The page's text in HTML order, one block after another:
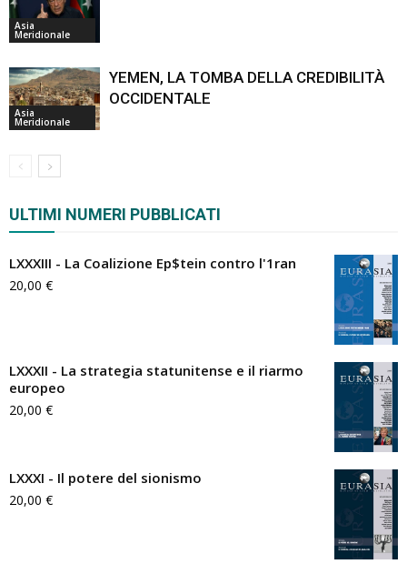
Asia
Meridionale
Asia
Meridionale
YEMEN, LA TOMBA DELLA CREDIBILITÀ
OCCIDENTALE
ULTIMI NUMERI PUBBLICATI
LXXXIII - La Coalizione Ep$tein contro l'1ran
20,00 €
LXXXII - La strategia statunitense e il riarmo
europeo
20,00 €
LXXXI - Il potere del sionismo
20,00 €